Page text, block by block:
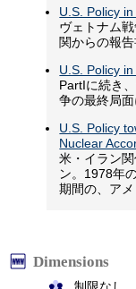
U.S. Policy
ヴェトナム
関からの報
U.S. Policy
PartIに続き
争の最終局面
U.S. Policy
Nuclear
米・イラン
ン。1978年
期間の、ア
Dimensions
...制限なし